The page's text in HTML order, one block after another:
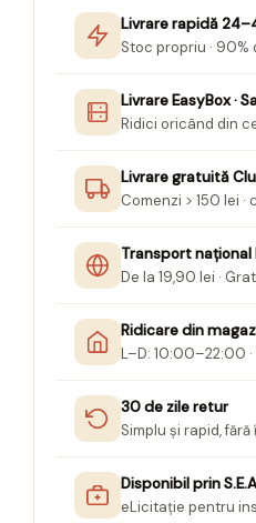
Mape Birou/ Dosare Scolare
Trusa geometrie scolara
Rigle, echere si raportor
Sticle, caserole, pusculite,
suporturi copii
Etichete scolare
Stickere scolare
Seturi scolare
Plastilina, Planseta plastilina
Radiera
Socotitoare, Betisoare
Carti de Colorat pentru copii
Carti Educative
Carnetele notite copii
Livrare rapidă
Stoc propriu ·
Livrare EasyBox ·
Ridici oricând din
Livrare gratuită
Comenzi > 150 lei
Transport național
De la 19,90 lei ·
Ridicare din
L–D: 10:00–22:00
30 de zile retur
Simplu și rapid,
Disponibil prin
eLicitație pentru